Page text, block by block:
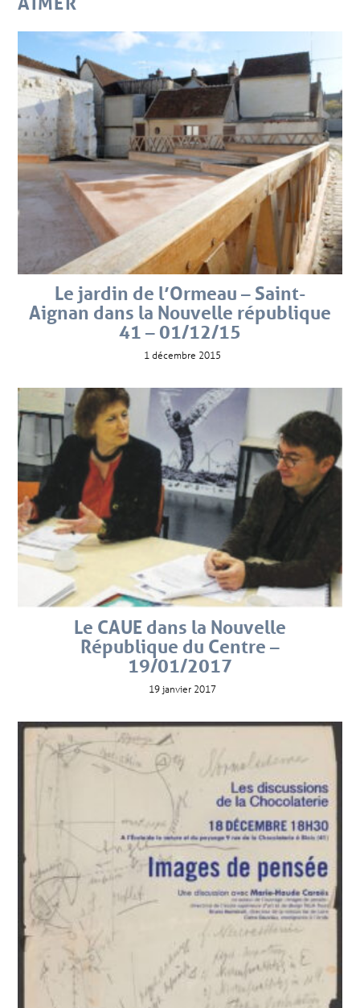
Le jardin de l’Ormeau – Saint-
Aignan dans la Nouvelle république
41 – 01/12/15
1 décembre 2015
Le CAUE dans la Nouvelle
République du Centre –
19/01/2017
19 janvier 2017